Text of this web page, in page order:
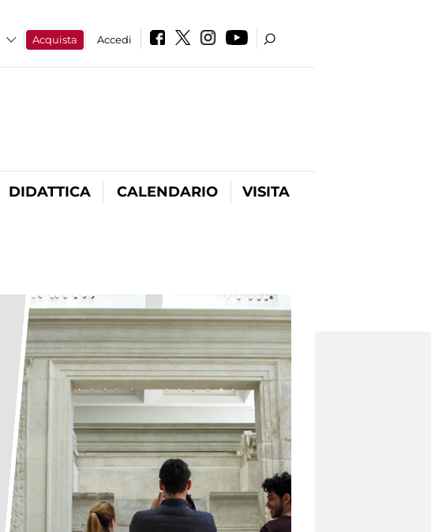
Acquista Accedi
DIDATTICA CALENDARIO VISITA